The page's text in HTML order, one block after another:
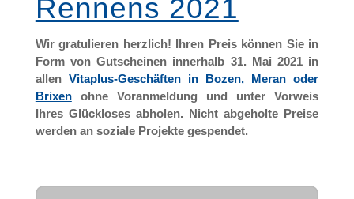
Rennens 2021
Wir gratulieren herzlich! Ihren Preis können Sie in
Form von Gutscheinen innerhalb 31. Mai 2021 in
allen Vitaplus-Geschäften in Bozen, Meran oder
Brixenohne Voranmeldung und unter Vorweis
Ihres Glückloses abholen. Nicht abgeholte Preise
werden an soziale Projekte gespendet.